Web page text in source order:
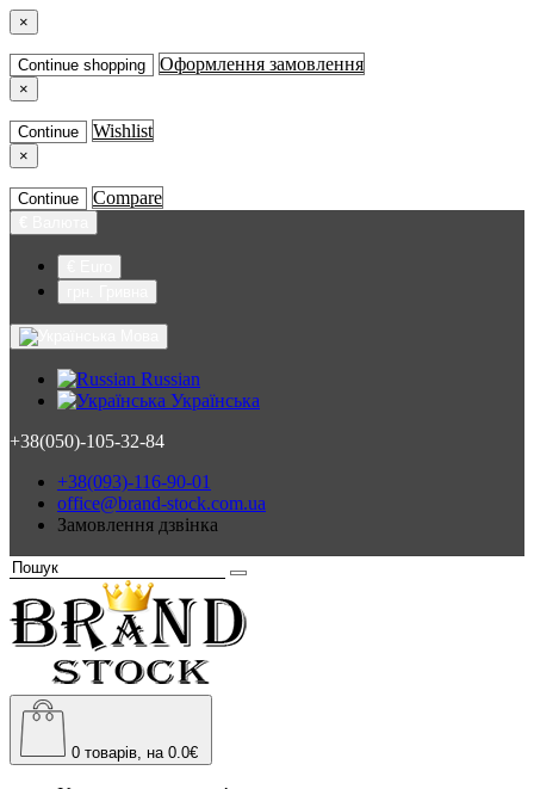
×
Continue shopping Оформлення замовлення
×
Continue Wishlist
×
Continue Compare
Russian
Українська
+38(050)-105-32-84
+38(093)-116-90-01
office@brand-stock.com.ua
Замовлення дзвінка
0 товарів, на 0.0€